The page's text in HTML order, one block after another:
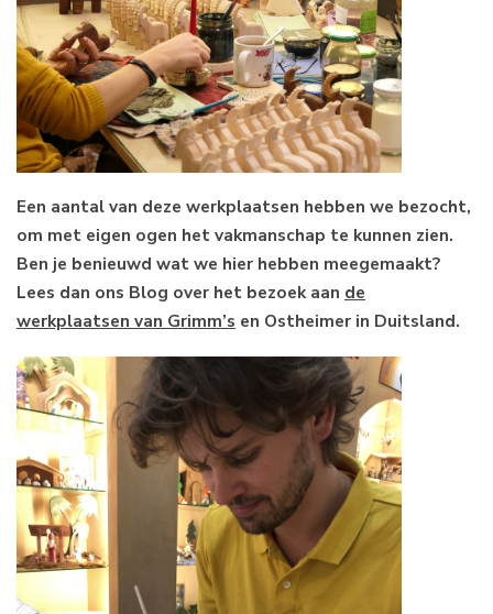
Een aantal van deze werkplaatsen hebben we bezocht,
om met eigen ogen het vakmanschap te kunnen zien.
Ben je benieuwd wat we hier hebben meegemaakt?
Lees dan ons Blog over het bezoek aan de
werkplaatsen van Grimm’s en Ostheimer in Duitsland.